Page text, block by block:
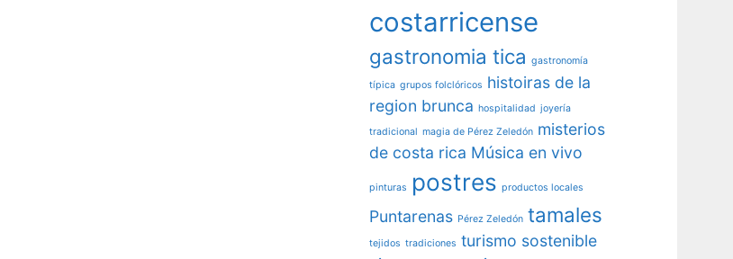
costarricense
gastronomia tica gastronomía
típica grupos folclóricos histoiras de la
region brunca hospitalidad joyería
tradicional magia de Pérez Zeledón misterios
de costa rica Música en vivo
pinturas postres productos locales
Puntarenas Pérez Zeledón tamales
tejidos tradiciones turismo sostenible